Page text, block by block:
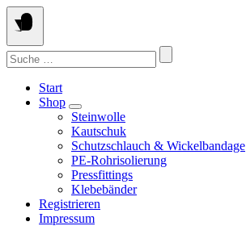
Springen
Sie
zum
Inhalt
Suchen
nach:
Start
Shop
Steinwolle
Kautschuk
Schutzschlauch & Wickelbandage
PE-Rohrisolierung
Pressfittings
Klebebänder
Registrieren
Impressum